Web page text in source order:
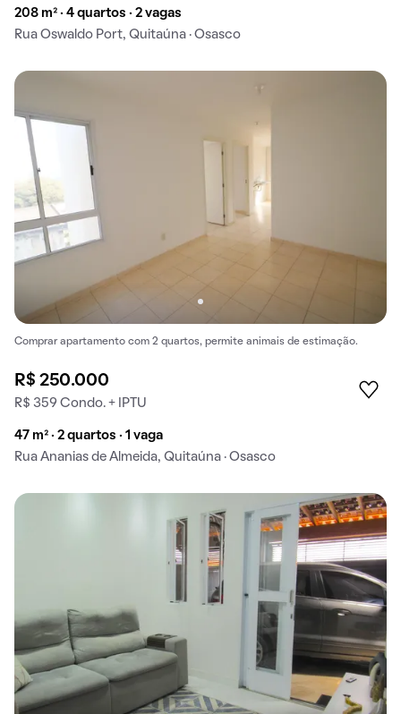
208 m² · 4 quartos · 2 vagas
Rua Oswaldo Port, Quitaúna · Osasco
Comprar apartamento com 2 quartos, permite animais de estimação.
R$ 250.000
R$ 359 Condo. + IPTU
47 m² · 2 quartos · 1 vaga
Rua Ananias de Almeida, Quitaúna · Osasco